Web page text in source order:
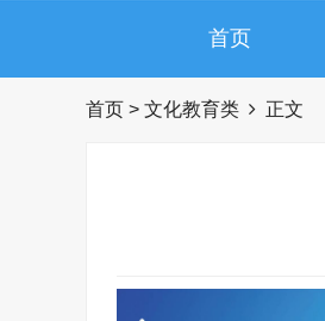
首页
首页 > 文化教育类 正文